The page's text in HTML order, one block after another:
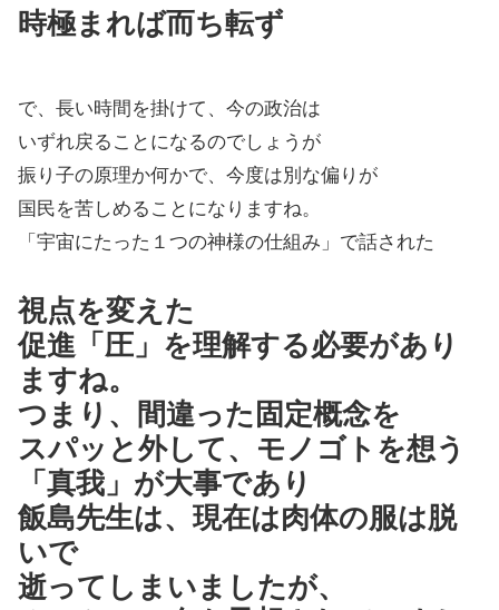
時極まれば而ち転ず
で、長い時間を掛けて、今の政治は
いずれ戻ることになるのでしょうが
振り子の原理か何かで、今度は別な偏りが
国民を苦しめることになりますね。
「宇宙にたった１つの神様の仕組み」で話された
視点を変えた
促進「圧」を理解する必要があり
ますね。
つまり、間違った固定概念を
スパッと外して、モノゴトを想う
「真我」が大事であり
飯島先生は、現在は肉体の服は脱
いで
逝ってしまいましたが、